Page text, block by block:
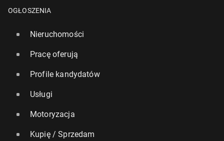
OGŁOSZENIA
Nieruchomości
Pracę oferują
Profile kandydatów
Usługi
Motoryzacja
Kupię / Sprzedam